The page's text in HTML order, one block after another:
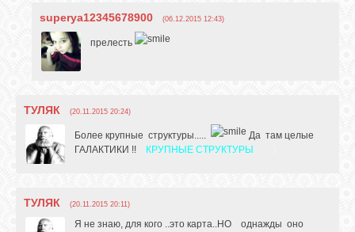
superya12345678900 (06.12.2015 12:43)
прелесть
ТУЛЯК (20.11.2015 20:24)
Более крупные структуры.....
Да там целые
ГАЛАКТИКИ !!
КРУПНЫЕ СТРУКТУРЫ
ТУЛЯК (20.11.2015 20:11)
Я не знаю, для кого ..это карта..НО однажды оно